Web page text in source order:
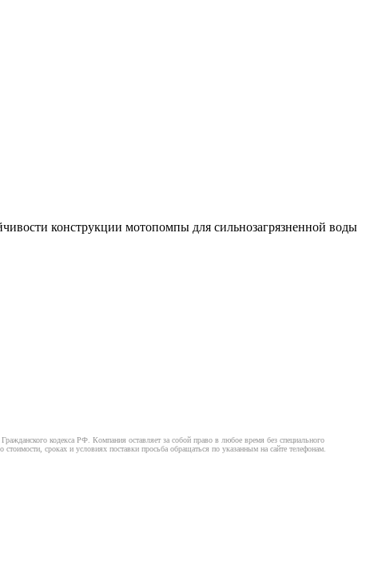
конструкции мотопомпы для сильнозагрязненной воды
кодекса РФ. Компания оставляет за собой право в любое время без специального
сроках и условиях поставки просьба обращаться по указанным на сайте телефонам.